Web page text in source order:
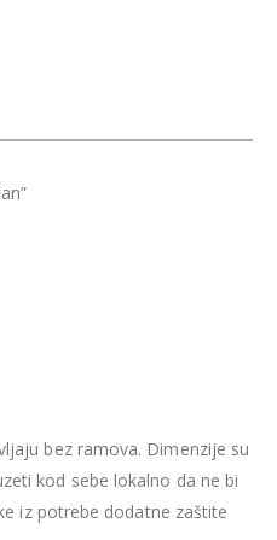
bez ramova. Dimenzije su
kod sebe lokalno da ne bi
iz potrebe dodatne zaštite